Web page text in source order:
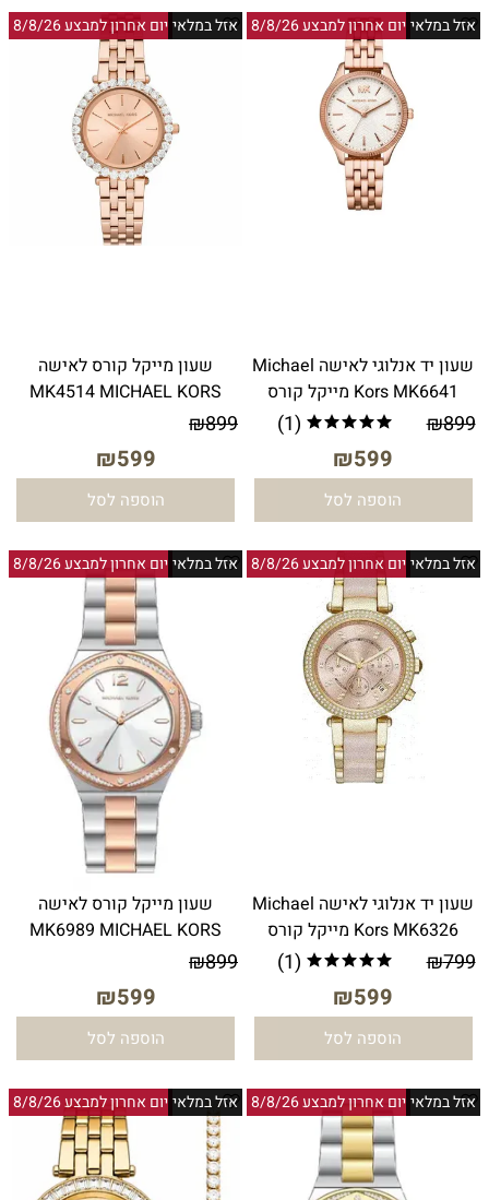
יום אחרון למבצע 8/8/26אזל במלאי
שעון יד אנלוגי לאישה Michael
Kors MK6641 מייקל קורס
₪899
₪599
(1)
הוספה לסל
יום אחרון למבצע 8/8/26אזל במלאי
שעון מייקל קורס לאישה
MK4514 MICHAEL KORS
₪899
₪599
הוספה לסל
יום אחרון למבצע 8/8/26אזל במלאי
שעון יד אנלוגי לאישה Michael
Kors MK6326 מייקל קורס
₪799
₪599
(1)
הוספה לסל
יום אחרון למבצע 8/8/26אזל במלאי
שעון מייקל קורס לאישה
MK6989 MICHAEL KORS
₪899
₪599
הוספה לסל
יום אחרון למבצע 8/8/26אזל במלאי יום אחרון למבצע 8/8/26אזל במלאי